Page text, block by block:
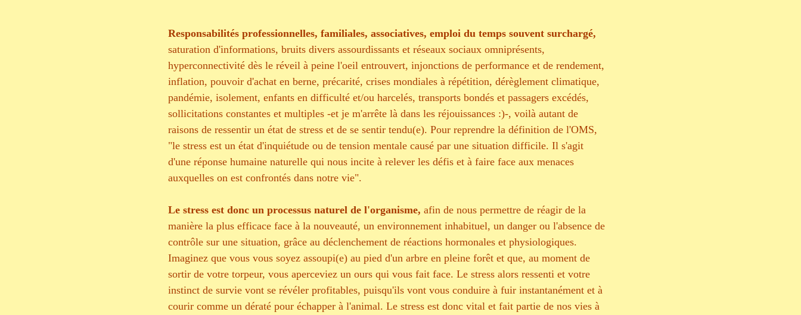
Responsabilités professionnelles, familiales, associatives, emploi du temps souvent surchargé,
saturation d'informations, bruits divers assourdissants et réseaux sociaux omniprésents,
hyperconnectivité dès le réveil à peine l'oeil entrouvert, injonctions de performance et de rendement,
inflation, pouvoir d'achat en berne, précarité, crises mondiales à répétition, dérèglement climatique,
pandémie, isolement, enfants en difficulté et/ou harcelés, transports bondés et passagers excédés,
sollicitations constantes et multiples -et je m'arrête là dans les réjouissances :)-, voilà autant de
raisons de ressentir un état de stress et de se sentir tendu(e). Pour reprendre la définition de l'OMS,
"le stress est un état d'inquiétude ou de tension mentale causé par une situation difficile. Il s'agit
d'une réponse humaine naturelle qui nous incite à relever les défis et à faire face aux menaces
auxquelles on est confrontés dans notre vie".
Le stress est donc un processus naturel de l'organisme, afin de nous permettre de réagir de la
manière la plus efficace face à la nouveauté, un environnement inhabituel, un danger ou l'absence de
contrôle sur une situation, grâce au déclenchement de réactions hormonales et physiologiques.
Imaginez que vous vous soyez assoupi(e) au pied d'un arbre en pleine forêt et que, au moment de
sortir de votre torpeur, vous aperceviez un ours qui vous fait face. Le stress alors ressenti et votre
instinct de survie vont se révéler profitables, puisqu'ils vont vous conduire à fuir instantanément et à
courir comme un dératé pour échapper à l'animal. Le stress est donc vital et fait partie de nos vies à